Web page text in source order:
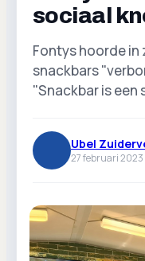
sociaal
Fontys hoorde in
snackbars
"Snackbar is
Ubel
27 februari 2023